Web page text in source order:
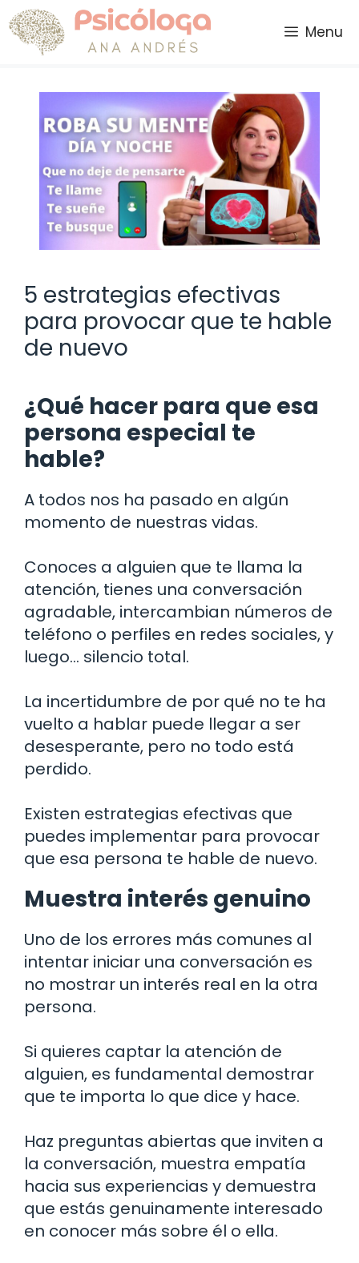
Saltar
al
contenido
Menu
5 estrategias efectivas
para provocar que te hable
de nuevo
¿Qué hacer para que esa
persona especial te
hable?
A todos nos ha pasado en algún
momento de nuestras vidas.
Conoces a alguien que te llama la
atención, tienes una conversación
agradable, intercambian números de
teléfono o perfiles en redes sociales, y
luego… silencio total.
La incertidumbre de por qué no te ha
vuelto a hablar puede llegar a ser
desesperante, pero no todo está
perdido.
Existen estrategias efectivas que
puedes implementar para provocar
que esa persona te hable de nuevo.
Muestra interés genuino
Uno de los errores más comunes al
intentar iniciar una conversación es
no mostrar un interés real en la otra
persona.
Si quieres captar la atención de
alguien, es fundamental demostrar
que te importa lo que dice y hace.
Haz preguntas abiertas que inviten a
la conversación, muestra empatía
hacia sus experiencias y demuestra
que estás genuinamente interesado
en conocer más sobre él o ella.